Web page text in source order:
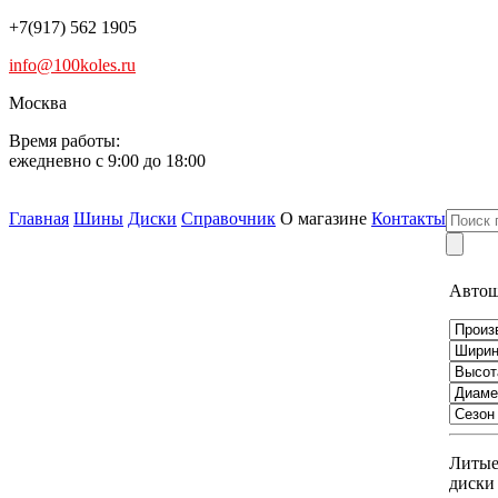
+7(917) 562 1905
info@100koles.ru
Москва
Время работы:
ежедневно с 9:00 до 18:00
Главная Шины Диски Справочник О магазине Контакты
Литые
диски